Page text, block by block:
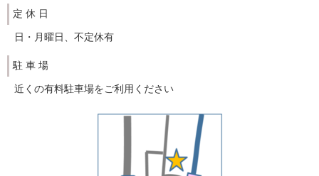
定 休 日
日・月曜日、不定休有
駐 車 場
近くの有料駐車場をご利用ください